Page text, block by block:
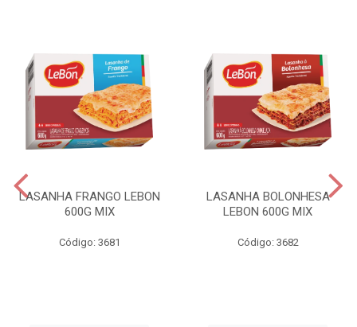
LASANHA FRANGO LEBON
600G MIX
Código: 3681
LASANHA BOLONHESA
LEBON 600G MIX
Código: 3682